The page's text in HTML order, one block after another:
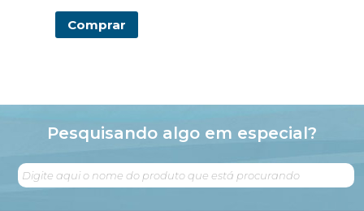
Comprar
Pesquisando algo em especial?